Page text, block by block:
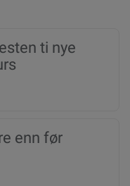
ti nye
enn før